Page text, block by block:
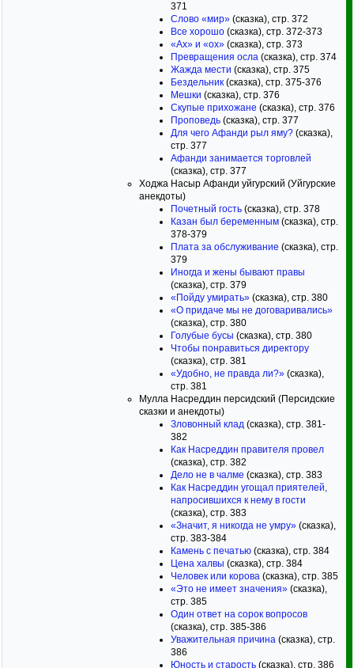
371
Слово «мир» (сказка), стр. 372
Все хорошо (сказка), стр. 372-373
«Ах» и «ох» (сказка), стр. 373
Превращения осла (сказка), стр. 374
Жажда мести (сказка), стр. 375
Бездельник (сказка), стр. 375-376
Мешки (сказка), стр. 376
Скупые прихожане (сказка), стр. 376
Проповедь (сказка), стр. 377
Для чего Афанди рыл яму? (сказка),
стр. 377
Афанди занимается торговлей
(сказка), стр. 377
Ходжа Насыр Афанди уйгурский (Уйгурские
анекдоты)
Почетный гость (сказка), стр. 378
Казан был беременным (сказка), стр.
378-379
Плата за обслуживание (сказка), стр.
379
Иногда и жены бывают правы
(сказка), стр. 379
«Пойду умирать» (сказка), стр. 380
«О придаче мы не договаривались»
(сказка), стр. 380
Голубые бусы (сказка), стр. 380
Чтобы понравиться директору
(сказка), стр. 381
«Удобно, не правда ли?» (сказка),
стр. 381
Мулла Насреддин персидский (Персидские
сказки и анекдоты)
Зловонный клад (сказка), стр. 381-
382
Как Насреддин правителя провел
(сказка), стр. 382
Дело не в чалме (сказка), стр. 383
Как Насреддин угощал приятелей,
напросившихся к нему в гости
(сказка), стр. 383
«Значит, я никогда не умру» (сказка),
стр. 383-384
Камень с печатью (сказка), стр. 384
Цена халвы (сказка), стр. 384
Человек или корова (сказка), стр. 385
«Это не имеет значения» (сказка),
стр. 385
Один ответ на сорок вопросов
(сказка), стр. 385-386
Уважительная причина (сказка), стр.
386
Юность и старость (сказка), стр. 386